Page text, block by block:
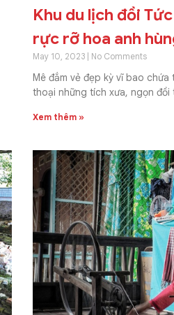
Khu du lịch đồi
rực rỡ hoa anh
May 10, 2023 No Comments
Mê đắm vẻ đẹp kỳ vĩ bao
thoại những tích xưa, ngọn
Xem thêm »